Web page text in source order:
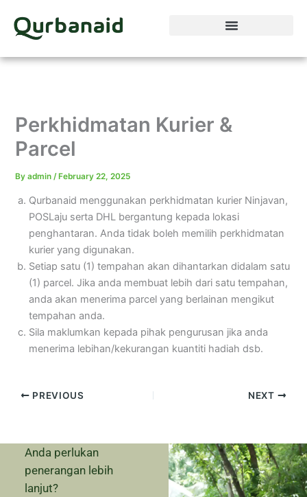
content
Perkhidmatan Kurier &
Parcel
Byadmin /February 22, 2025
Qurbanaid menggunakan perkhidmatan kurier Ninjavan,
POSLaju serta DHL bergantung kepada lokasi
penghantaran. Anda tidak boleh memilih perkhidmatan
kurier yang digunakan.
Setiap satu (1) tempahan akan dihantarkan didalam satu
(1) parcel. Jika anda membuat lebih dari satu tempahan,
anda akan menerima parcel yang berlainan mengikut
tempahan anda.
Sila maklumkan kepada pihak pengurusan jika anda
menerima lebihan/kekurangan kuantiti hadiah dsb.
PREVIOUS NEXT
Anda perlukan
penerangan lebih
lanjut?